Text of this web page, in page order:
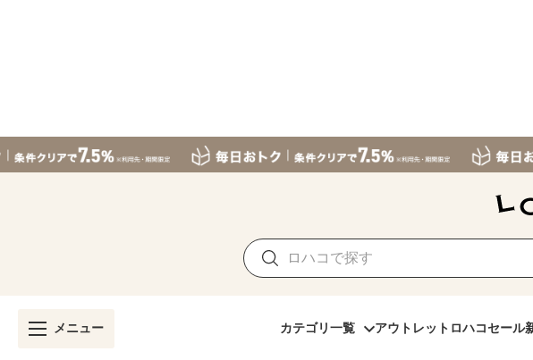
メニュー カテゴリ一覧 アウトレット ロハコセール